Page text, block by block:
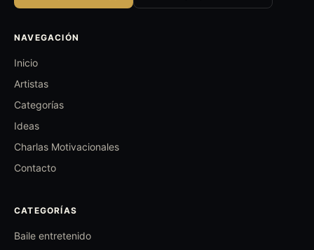
NAVEGACIÓN
Inicio
Artistas
Categorías
Ideas
Charlas Motivacionales
Contacto
CATEGORÍAS
Baile entretenido